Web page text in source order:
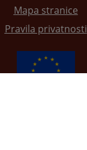
Mapa stranice
Pravila privatnosti